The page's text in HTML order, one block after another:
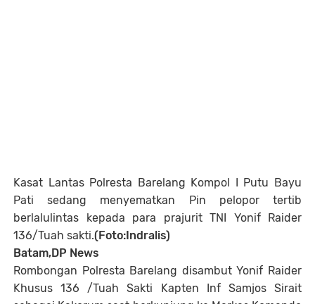
Kasat Lantas Polresta Barelang Kompol I Putu Bayu
Pati sedang menyematkan Pin pelopor tertib
berlalulintas kepada para prajurit TNI Yonif Raider
136/Tuah sakti.(Foto:Indralis)
Batam,DP News
Rombongan Polresta Barelang disambut Yonif Raider
Khusus 136 /Tuah Sakti Kapten Inf Samjos Sirait